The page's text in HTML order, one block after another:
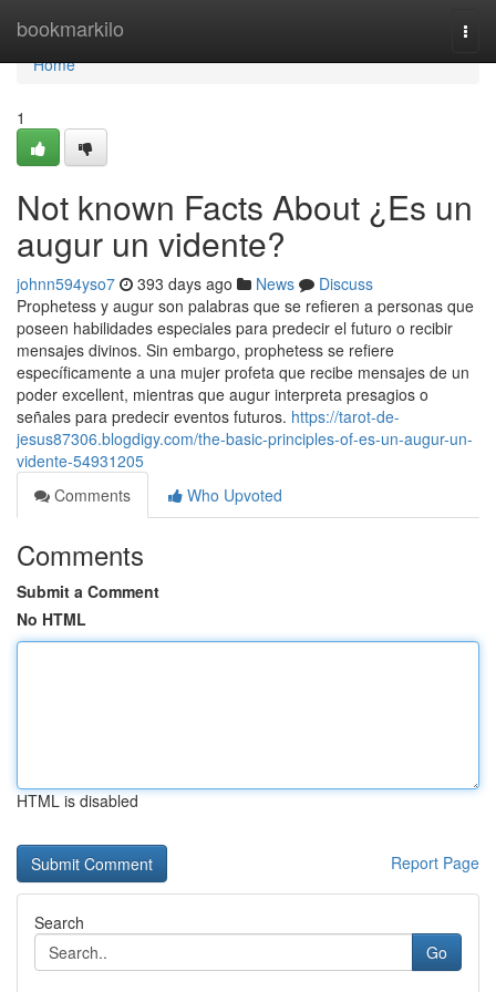
bookmarkilo
Home
Home
1
Not known Facts About ¿Es un
augur un vidente?
johnn594yso7 393 days ago News
Discuss
Prophetess y augur son palabras que se refieren a personas que
poseen habilidades especiales para predecir el futuro o recibir
mensajes divinos. Sin embargo, prophetess se refiere
específicamente a una mujer profeta que recibe mensajes de un
poder excellent, mientras que augur interpreta presagios o
señales para predecir eventos futuros. https://tarot-de-
jesus87306.blogdigy.com/the-basic-principles-of-es-un-augur-un-
vidente-54931205
Comments
Who Upvoted
Comments
Submit a Comment
No HTML
HTML is disabled
Report Page
Search
Go